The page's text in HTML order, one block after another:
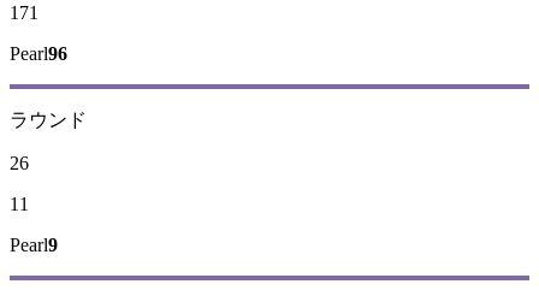
171
Pearl96
ラウンド
26
11
Pearl9